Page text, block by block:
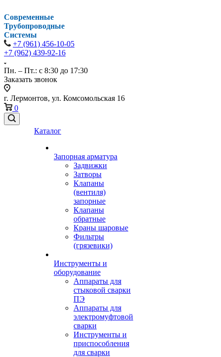
Современные
Трубопроводные
Системы
+7 (961) 456-10-05
+7 (962) 439-92-16
Пн. – Пт.: с 8:30 до 17:30
Заказать звонок
г. Лермонтов, ул. Комсомольская 16
0
Каталог
Запорная арматура
Задвижки
Затворы
Клапаны
(вентиля)
запорные
Клапаны
обратные
Краны шаровые
Фильтры
(грязевики)
Инструменты и
оборудование
Аппараты для
стыковой сварки
ПЭ
Аппараты для
электромуфтовой
сварки
Инструменты и
приспособления
для сварки